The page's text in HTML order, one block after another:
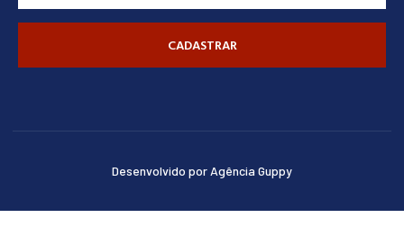
CADASTRAR
Desenvolvido por Agência Guppy